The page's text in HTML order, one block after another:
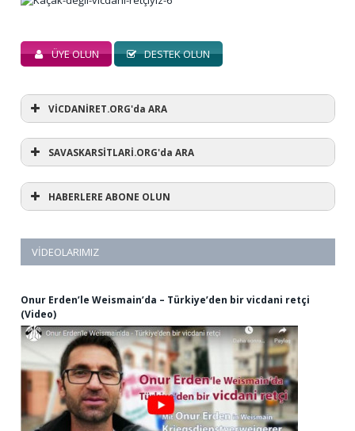
ÜYE OLUN DESTEK OLUN
VİCDANİRET.ORG'da ARA
SAVASKARSİTLARİ.ORG'da ARA
HABERLERE ABONE OLUN
VIDEOLARIMIZ
Onur Erden’le Weismain’da – Türkiye’den bir vicdani retçi
(Video)